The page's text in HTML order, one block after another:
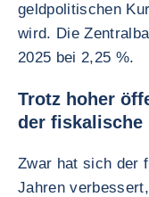
geldpolitischen
wird. Die
2025 bei 2,25 %.
Trotz hoher
der fiskalische
Zwar hat sich der
Jahren